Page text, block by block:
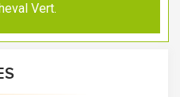
Vert.